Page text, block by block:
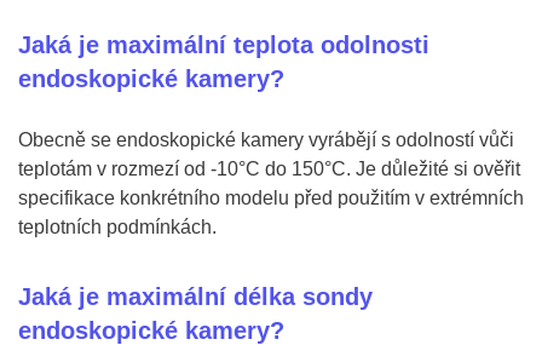
Jaká je maximální teplota odolnosti
endoskopické kamery?
Obecně se endoskopické kamery vyrábějí s odolností vůči
teplotám v rozmezí od -10°C do 150°C. Je důležité si ověřit
specifikace konkrétního modelu před použitím v extrémních
teplotních podmínkách.
Jaká je maximální délka sondy
endoskopické kamery?